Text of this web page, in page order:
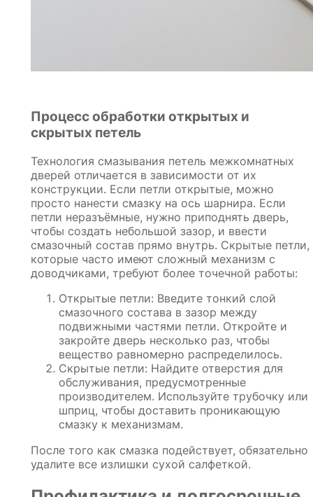
Процесс обработки открытых и
скрытых петель
Технология смазывания петель межкомнатных
дверей отличается в зависимости от их
конструкции. Если петли открытые, можно
просто нанести смазку на ось шарнира. Если
петли неразъёмные, нужно приподнять дверь,
чтобы создать небольшой зазор, и ввести
смазочный состав прямо внутрь. Скрытые петли,
которые часто имеют сложный механизм с
доводчиками, требуют более точечной работы:
Открытые петли: Введите тонкий слой
смазочного состава в зазор между
подвижными частями петли. Откройте и
закройте дверь несколько раз, чтобы
вещество равномерно распределилось.
Скрытые петли: Найдите отверстия для
обслуживания, предусмотренные
производителем. Используйте трубочку или
шприц, чтобы доставить проникающую
смазку к механизмам.
После того как смазка подействует, обязательно
удалите все излишки сухой салфеткой.